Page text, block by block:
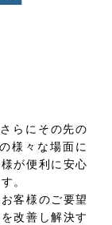
らにその先の
様々な場面に
が便利に安心
。
客様のご要望
改善し解決す